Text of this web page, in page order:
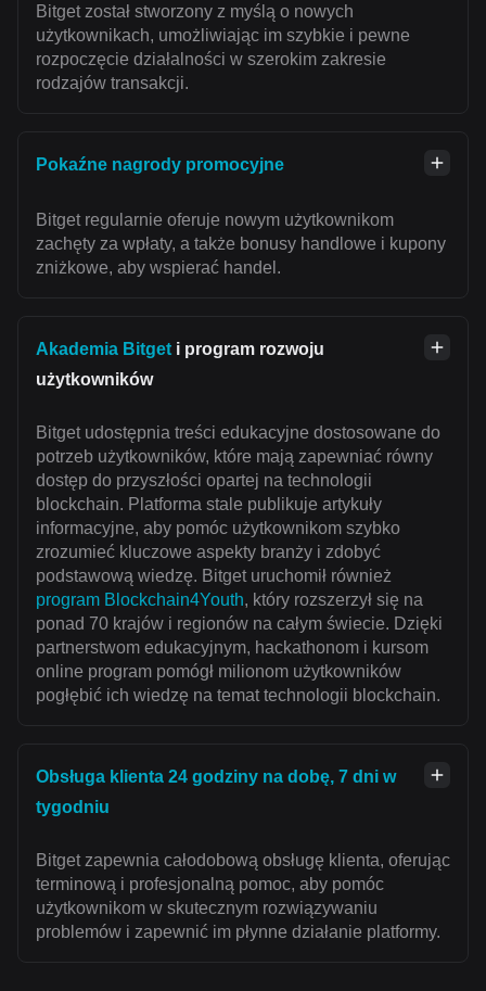
Bitget został stworzony z myślą o nowych
użytkownikach, umożliwiając im szybkie i pewne
rozpoczęcie działalności w szerokim zakresie
rodzajów transakcji.
Pokaźne nagrody promocyjne
Bitget regularnie oferuje nowym użytkownikom
zachęty za wpłaty, a także bonusy handlowe i kupony
zniżkowe, aby wspierać handel.
Akademia Bitget i program rozwoju
użytkowników
Bitget udostępnia treści edukacyjne dostosowane do
potrzeb użytkowników, które mają zapewniać równy
dostęp do przyszłości opartej na technologii
blockchain. Platforma stale publikuje artykuły
informacyjne, aby pomóc użytkownikom szybko
zrozumieć kluczowe aspekty branży i zdobyć
podstawową wiedzę. Bitget uruchomił również
program Blockchain4Youth, który rozszerzył się na
ponad 70 krajów i regionów na całym świecie. Dzięki
partnerstwom edukacyjnym, hackathonom i kursom
online program pomógł milionom użytkowników
pogłębić ich wiedzę na temat technologii blockchain.
Obsługa klienta 24 godziny na dobę, 7 dni w
tygodniu
Bitget zapewnia całodobową obsługę klienta, oferując
terminową i profesjonalną pomoc, aby pomóc
użytkownikom w skutecznym rozwiązywaniu
problemów i zapewnić im płynne działanie platformy.